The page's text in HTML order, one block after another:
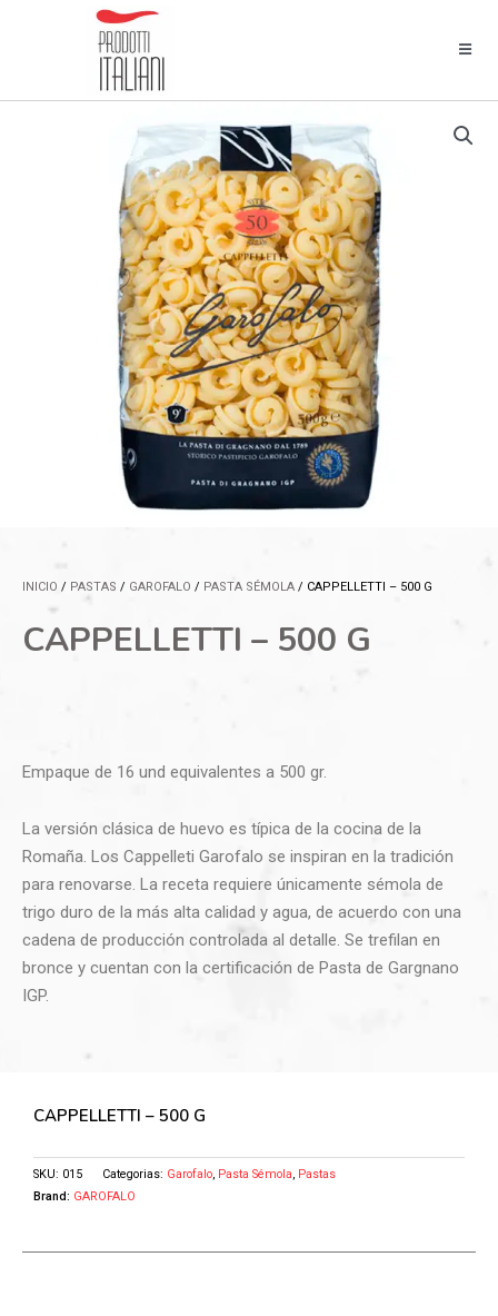
INICIO / PASTAS / GAROFALO / PASTA SÉMOLA / CAPPELLETTI – 500 G
CAPPELLETTI – 500 G
Empaque de 16 und equivalentes a 500 gr.
La versión clásica de huevo es típica de la cocina de la
Romaña. Los Cappelleti Garofalo se inspiran en la tradición
para renovarse. La receta requiere únicamente sémola de
trigo duro de la más alta calidad y agua, de acuerdo con una
cadena de producción controlada al detalle. Se trefilan en
bronce y cuentan con la certificación de Pasta de Gargnano
IGP.
CAPPELLETTI – 500 G
SKU: 015 Categorias: Garofalo, Pasta Sémola, Pastas
Brand: GAROFALO